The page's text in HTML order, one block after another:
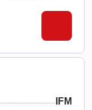
IFM